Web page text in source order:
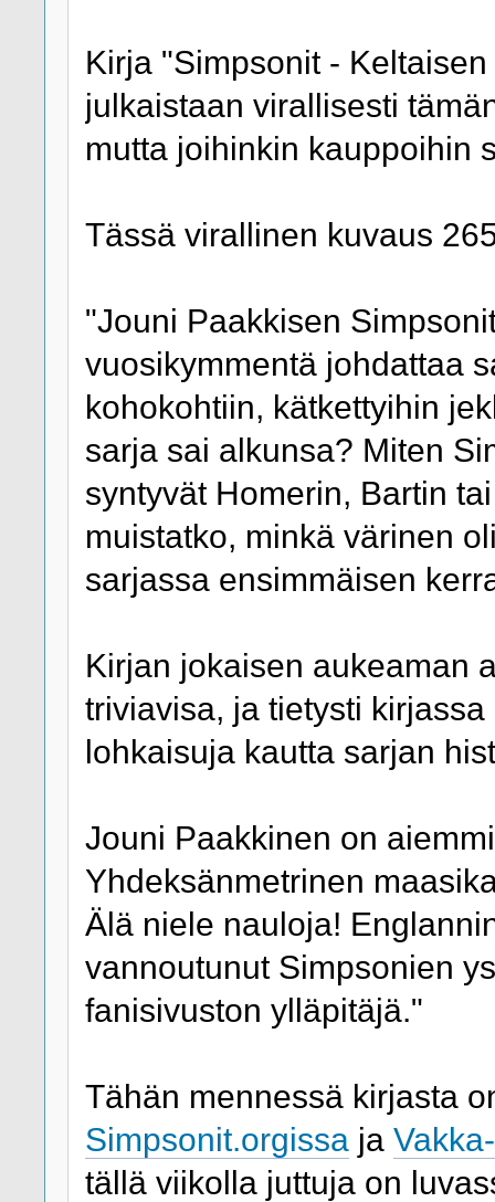
Kirja "Simpsonit -
julkaistaan virallisesti
mutta joihinkin kauppoihin
Tässä virallinen kuvaus
"Jouni Paakkisen
vuosikymmentä johdattaa
kohokohtiin, kätkettyihin
sarja sai alkunsa? Miten
syntyvät Homerin, Bartin
muistatko, minkä värinen
sarjassa ensimmäisen
Kirjan jokaisen aukeaman
triviavisa, ja tietysti
lohkaisuja kautta sarjan
Jouni Paakkinen on
Yhdeksänmetrinen
Älä niele nauloja!
vannoutunut Simpsonien
fanisivuston ylläpitäjä."
Tähän mennessä kirjasta
Simpsonit.orgissaja
tällä viikolla juttuja on